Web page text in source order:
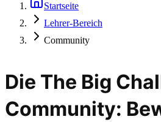
Startseite
Lehrer-Bereich
Community
Die The Big
Community: